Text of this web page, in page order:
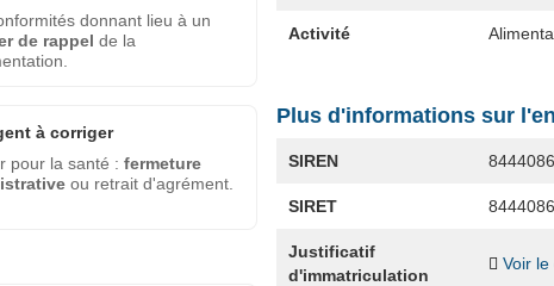
donnant lieu à un
de rappel de la
à corriger
pour la santé : fermeture
ou retrait d'agrément.
Activité
Plus d'informations sur
SIREN
SIRET
Justificatif
d'immatriculation
Voir